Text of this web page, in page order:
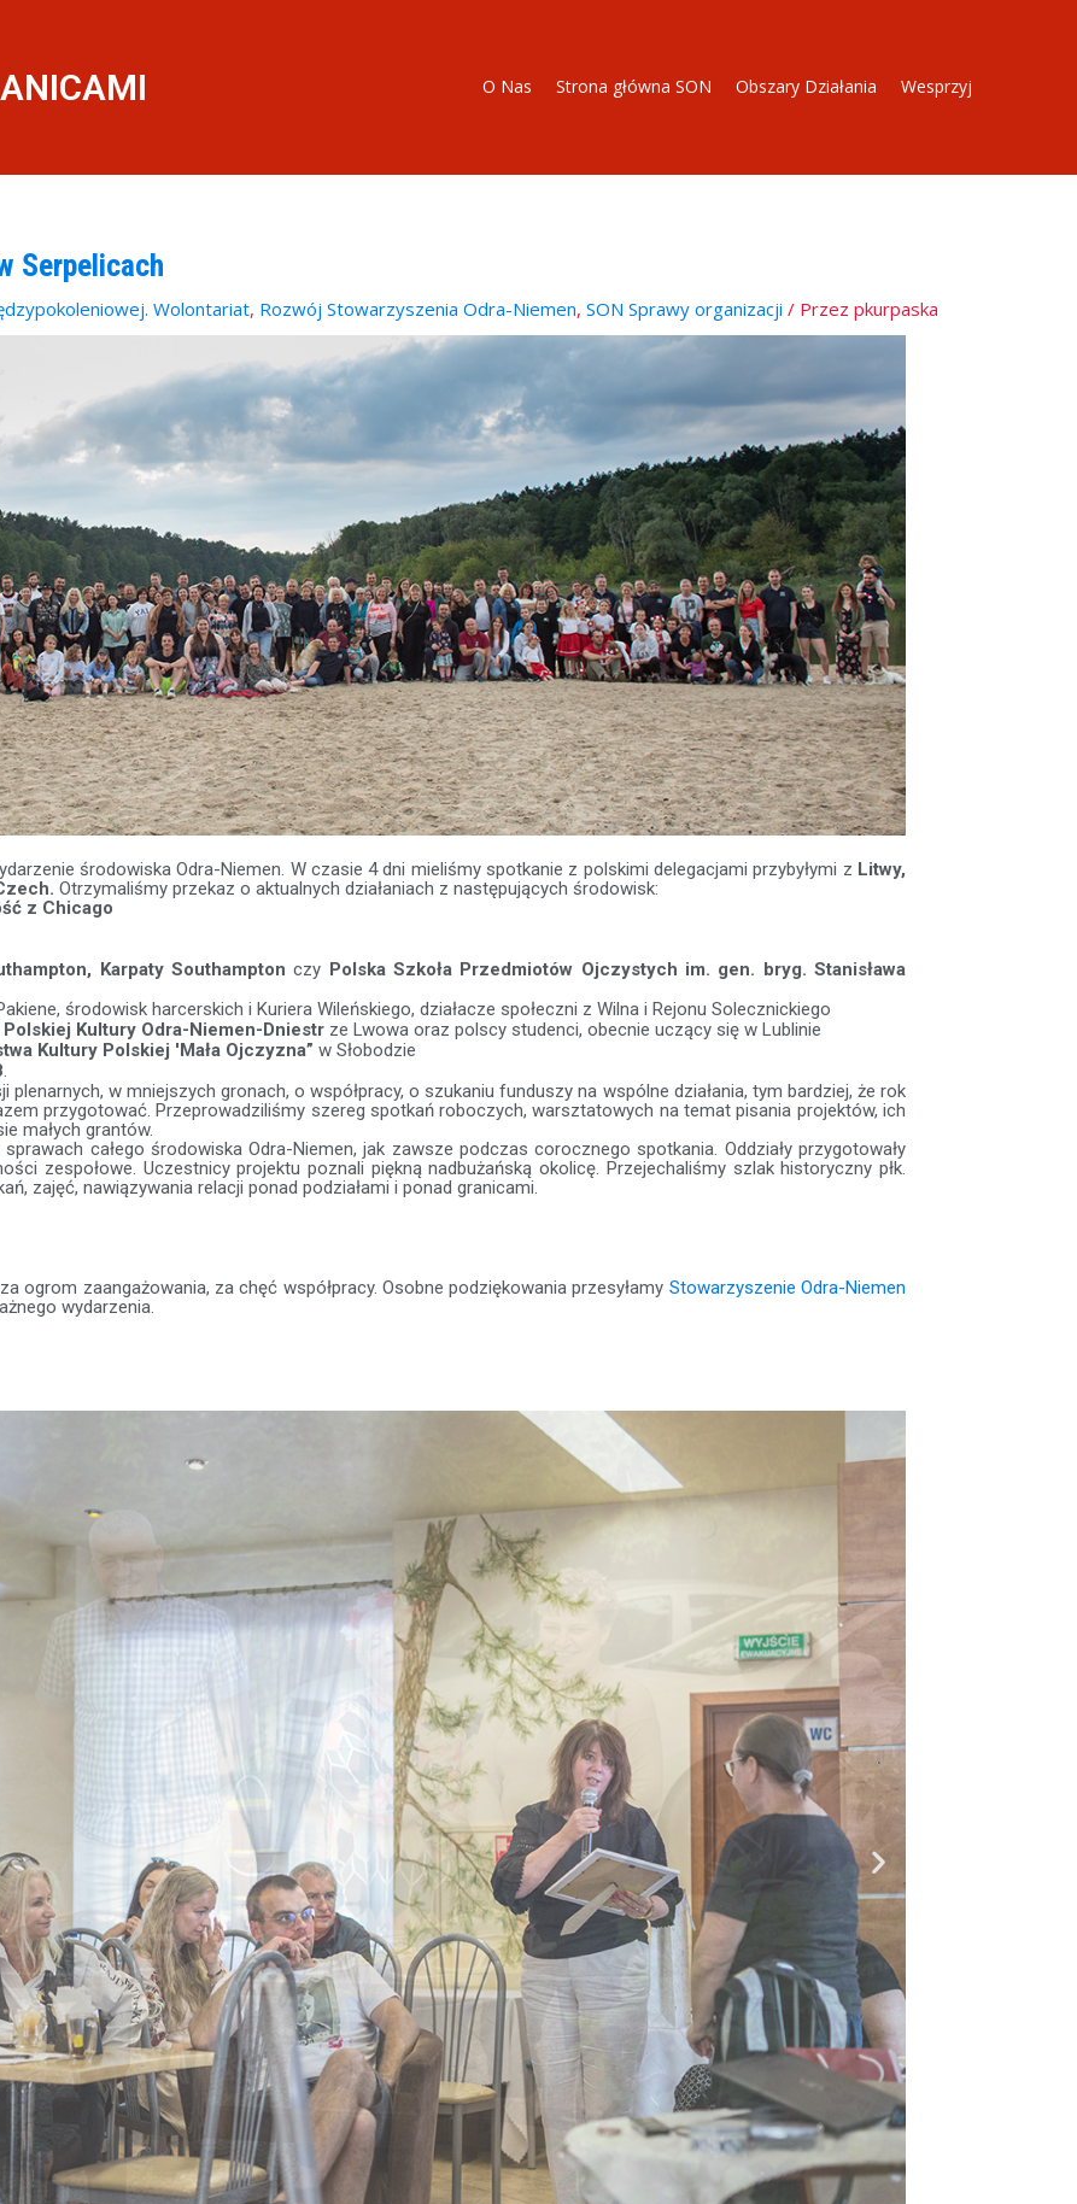
O Nas Strona główna SON Obszary Działania Wesprzyj
Serpelicach
Wolontariat, Rozwój Stowarzyszenia Odra-Niemen, SON Sprawy organizacji / Przez pkurpaska
środowiska Odra-Niemen. W czasie 4 dni mieliśmy spotkanie z polskimi delegacjami przybyłymi z Litwy,
Otrzymaliśmy przekaz o aktualnych działaniach z następujących środowisk:
z Chicago
Karpaty Southampton czy Polska Szkoła Przedmiotów Ojczystych im. gen. bryg. Stanisława
środowisk harcerskich i Kuriera Wileńskiego, działacze społeczni z Wilna i Rejonu Solecznickiego
Kultury Odra-Niemen-Dniestr ze Lwowa oraz polscy studenci, obecnie uczący się w Lublinie
Kultury Polskiej 'Mała Ojczyzna” w Słobodzie
.
w mniejszych gronach, o współpracy, o szukaniu funduszy na wspólne działania, tym bardziej, że rok
przygotować. Przeprowadziliśmy szereg spotkań roboczych, warsztatowych na temat pisania projektów, ich
małych grantów.
całego środowiska Odra-Niemen, jak zawsze podczas corocznego spotkania. Oddziały przygotowały
zespołowe. Uczestnicy projektu poznali piękną nadbużańską okolicę. Przejechaliśmy szlak historyczny płk.
zajęć, nawiązywania relacji ponad podziałami i ponad granicami.
ogrom zaangażowania, za chęć współpracy. Osobne podziękowania przesyłamy Stowarzyszenie Odra-Niemen
wydarzenia.